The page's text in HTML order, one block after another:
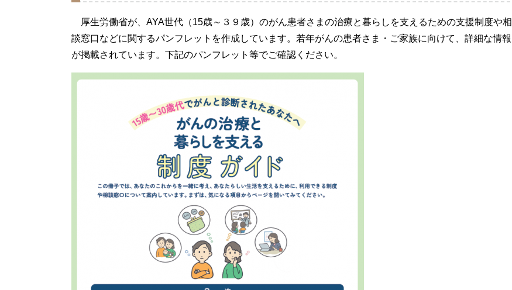
厚生労働省が、AYA世代（15歳～３９歳）のがん患者さまの治療と暮らしを支えるための支援制度や相
談窓口などに関するパンフレットを作成しています。若年がんの患者さま・ご家族に向けて、詳細な情報
が掲載されています。下記のパンフレット等でご確認ください。